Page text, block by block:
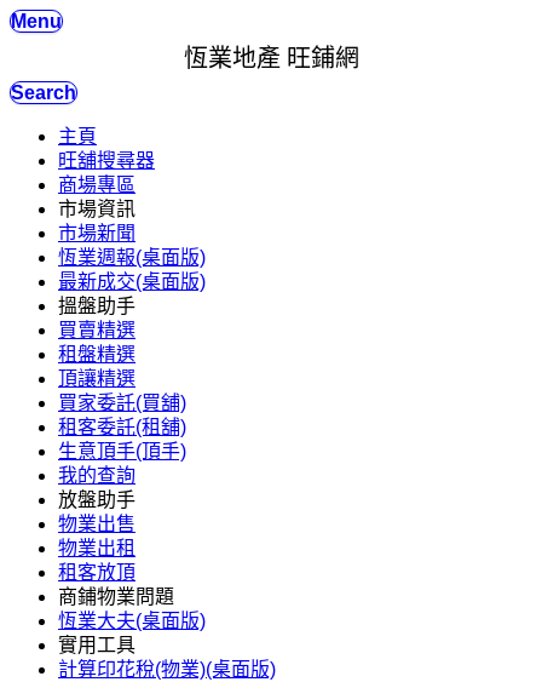
Menu
恆業地產 旺鋪網
Search
主頁
旺舖搜尋器
商場專區
市場資訊
市場新聞
恆業週報(桌面版)
最新成交(桌面版)
搵盤助手
買賣精選
租盤精選
頂讓精選
買家委託(買舖)
租客委託(租舖)
生意頂手(頂手)
我的查詢
放盤助手
物業出售
物業出租
租客放頂
商鋪物業問題
恆業大夫(桌面版)
實用工具
計算印花稅(物業)(桌面版)